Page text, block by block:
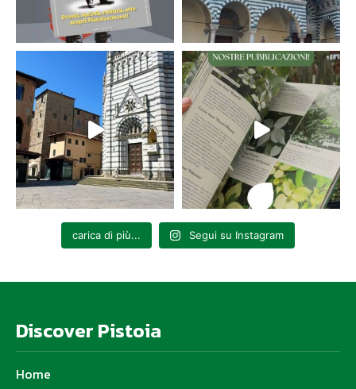
carica di più... Segui su Instagram
Discover Pistoia
Home